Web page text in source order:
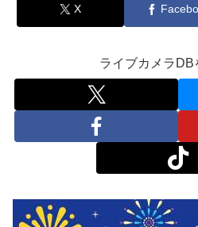
X
ライブカメラDB